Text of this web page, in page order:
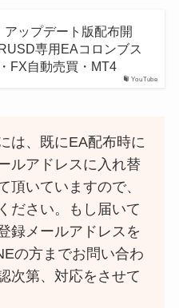
YouTube
アップデート版配布開
専用EAコロンブス
FX自動売買・MT4
は、既にEA配布時に
ルアドレスに入れ替
頂いていますので、
ださい。もし届いて
録メールアドレスを
の方までお問い合わ
次第、対応をさせて